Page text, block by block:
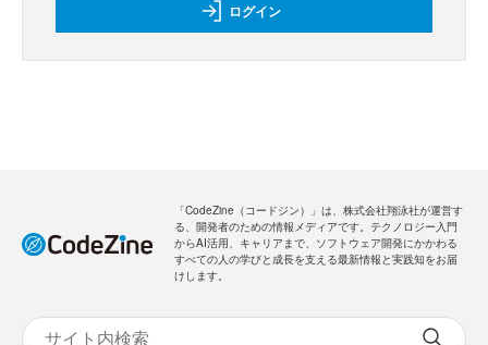
ログイン
「CodeZine（コードジン）」は、株式会社翔泳社が運営す
る、開発者のための情報メディアです。テクノロジー入門
からAI活用、キャリアまで、ソフトウェア開発にかかわる
すべての人の学びと成長を支える最新情報と実践知をお届
けします。